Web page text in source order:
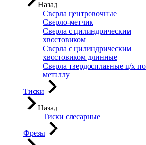
Назад
Сверла центровочные
Сверло-метчик
Сверла с цилиндрическим
хвостовиком
Сверла с цилиндрическим
хвостовиком длинные
Сверла твердосплавные ц/х по
металлу
Тиски
Назад
Тиски слесарные
Фрезы